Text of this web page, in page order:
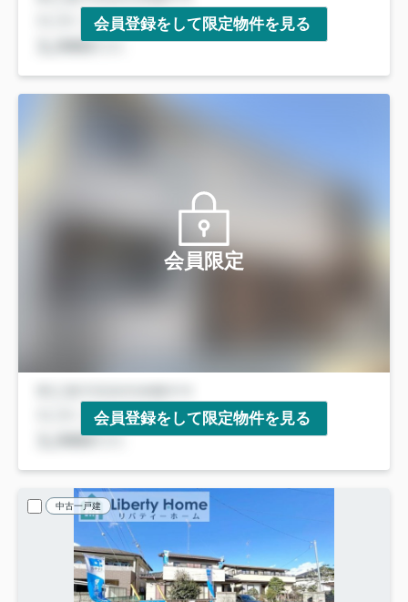
会員登録をして限定物件を見る
会員限定
会員登録をして限定物件を見る
中古一戸建